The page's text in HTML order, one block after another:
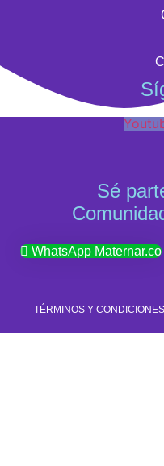
Sé
WhatsApp Maternar.co
TÉRMINOS Y CONDICIONES